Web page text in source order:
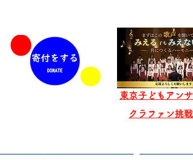
東京子どもアン
クラファン挑